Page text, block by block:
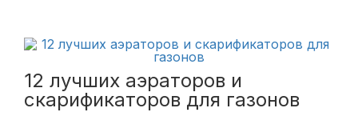
12 лучших аэраторов и
скарификаторов для газонов